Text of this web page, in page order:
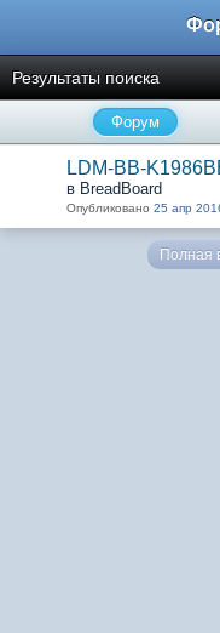
Результаты поиска
Форум
LDM-BB-
в BreadBoard
Опубликовано 25 апр
Полная